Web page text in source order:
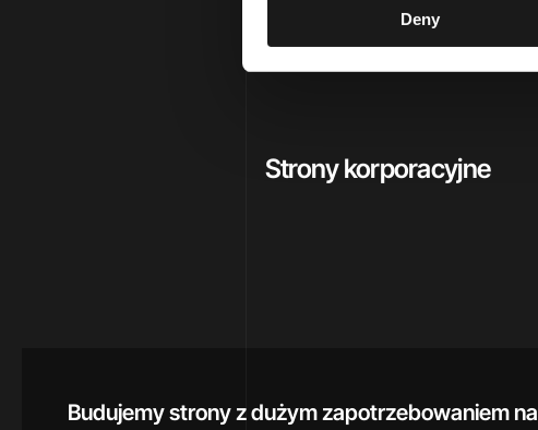
Deny
Strony korporacyjne
Budujemy strony z dużym zapotrzebowaniem na